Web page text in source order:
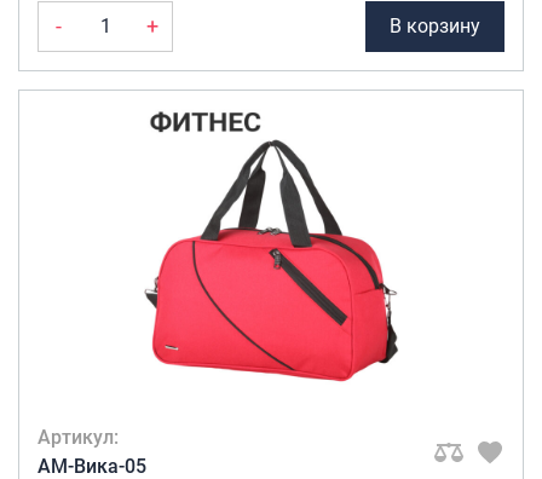
- + В корзину
Артикул:
AM-Вика-05